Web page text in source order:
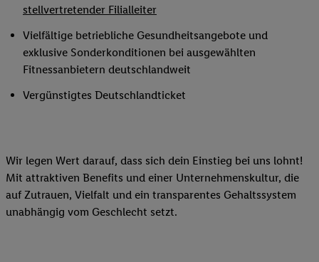
stellvertretender Filialleiter
Vielfältige betriebliche Gesundheitsangebote und
exklusive Sonderkonditionen bei ausgewählten
Fitnessanbietern deutschlandweit
Vergünstigtes Deutschlandticket
Wir legen Wert darauf, dass sich dein Einstieg bei uns lohnt!
Mit attraktiven Benefits und einer Unternehmenskultur, die
auf Zutrauen, Vielfalt und ein transparentes Gehaltssystem
unabhängig vom Geschlecht setzt.